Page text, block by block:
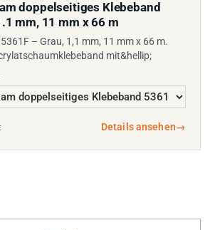
doppelseitiges Klebeband
mm, 11 mm x 66 m
– Grau, 1,1 mm, 11 mm x 66 m.
mit&hellip;
Details ansehen→